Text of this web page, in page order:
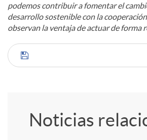
podemos contribuir a fomentar el
desarrollo sostenible con la
observan la ventaja de actuar de forma
C
Noticias